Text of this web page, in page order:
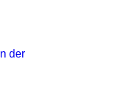
der